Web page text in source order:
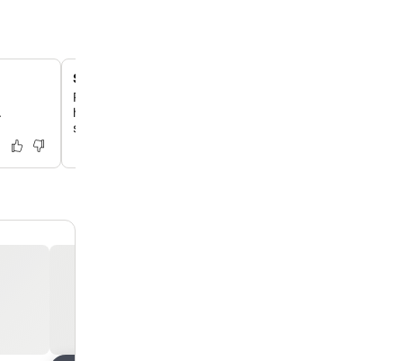
Sisäuima-allas ja wellness-keskus
Rentoudu 13-metrisessä kuntouima-altaassa, jossa on
hierontapistettä, erillinen lastenallas, poreallas ja
suomalainen sauna.